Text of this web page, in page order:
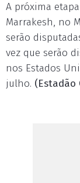
A próxima
Marrakesh, no
serão
vez que serão
nos Estados
julho. (Estadão